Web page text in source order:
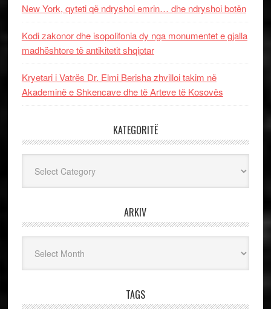
New York, qyteti që ndryshoi emrin… dhe ndryshoi botën
Kodi zakonor dhe isopolifonia dy nga monumentet e gjalla
madhështore të antikitetit shqiptar
Kryetari i Vatrës Dr. Elmi Berisha zhvilloi takim në
Akademinë e Shkencave dhe të Arteve të Kosovës
KATEGORITË
ARKIV
TAGS